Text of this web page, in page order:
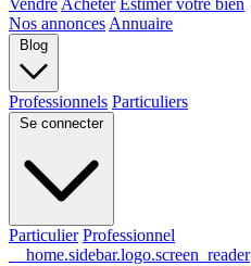
Vendre Acheter Estimer votre bien
Nos annonces Annuaire
Blog
Professionnels Particuliers
Se connecter
Particulier Professionnel
__home.sidebar.logo.screen_reader